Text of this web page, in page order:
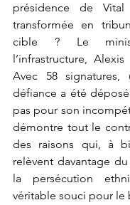
présidence de Vital
transformée en
cible ? Le
l’infrastructure,
Avec 58
défiance a été
pas pour son
démontre tout le
des raisons qui, à
relèvent davantage
la persécution
véritable souci pour le